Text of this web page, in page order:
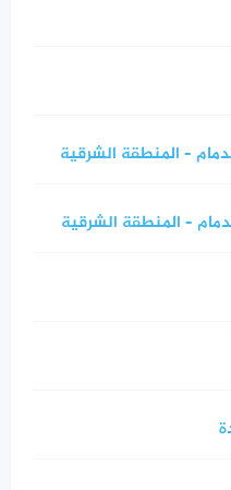
– المنطقة الشرقية
– المنطقة الشرقية